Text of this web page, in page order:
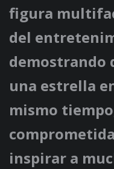
figura
del
demostrando
una estrella
mismo
inspirar a